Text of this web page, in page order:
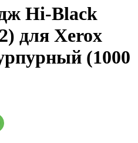
Hi-Black
для Xerox
(1000